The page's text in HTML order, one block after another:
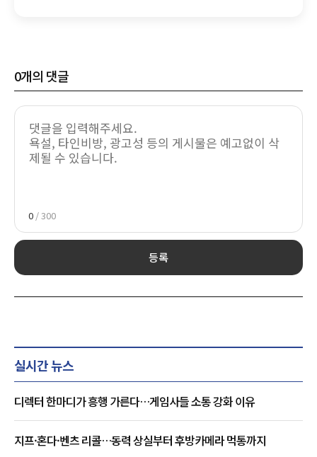
0개의 댓글
0 / 300
등록
실시간 뉴스
디렉터 한마디가 흥행 가른다…게임사들 소통 강화 이유
지프·혼다·벤츠 리콜…동력 상실부터 후방카메라 먹통까지